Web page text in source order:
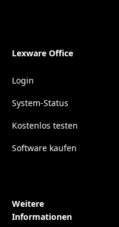
Lexware Office
Login
System-Status
Kostenlos testen
Software kaufen
Weitere
Informationen